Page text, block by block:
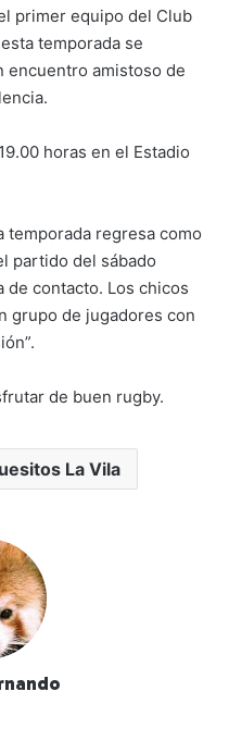
primer equipo del Club
temporada se
encuentro amistoso de
horas en el Estadio
temporada regresa como
partido del sábado
de contacto. Los chicos
grupo de jugadores con
de buen rugby.
La Vila